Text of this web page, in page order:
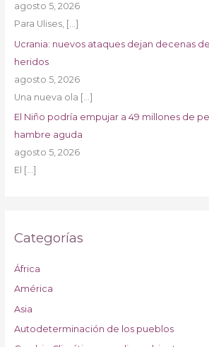
agosto 5, 2026
Para Ulises, […]
Ucrania: nuevos ataques dejan decenas
heridos
agosto 5, 2026
Una nueva ola […]
El Niño podría empujar a 49 millones de
hambre aguda
agosto 5, 2026
El […]
Categorías
África
América
Asia
Autodeterminación de los pueblos